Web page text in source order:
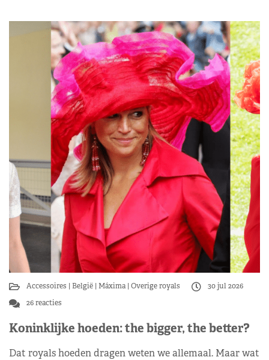
Accessoires België Máxima Overige royals
30 jul 2026
26 reacties
Koninklijke hoeden: the bigger, the better?
Dat royals hoeden dragen weten we allemaal. Maar wat